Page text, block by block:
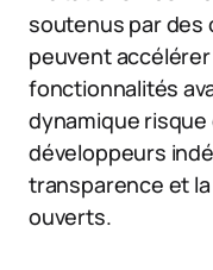
soutenus par des
peuvent
fonctionnalités
dynamique
développeurs
transparence et
ouverts.